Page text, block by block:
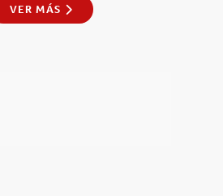
VER MÁS